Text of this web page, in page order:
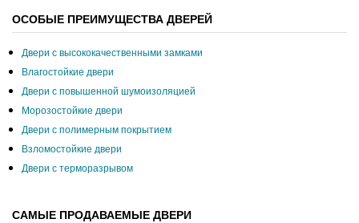
ОСОБЫЕ ПРЕИМУЩЕСТВА ДВЕРЕЙ
Двери с высококачественными замками
Влагостойкие двери
Двери с повышенной шумоизоляцией
Морозостойкие двери
Двери с полимерным покрытием
Взломостойкие двери
Двери с терморазрывом
САМЫЕ ПРОДАВАЕМЫЕ ДВЕРИ